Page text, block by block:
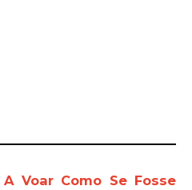
Voar Como Se Fosse